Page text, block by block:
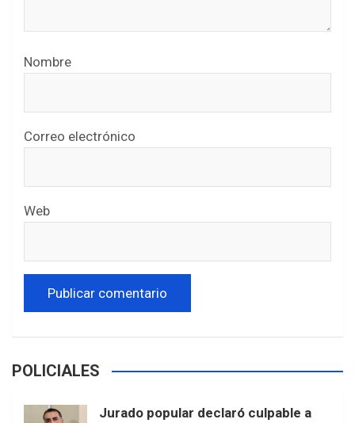
Nombre
Correo electrónico
Web
POLICIALES
Jurado popular declaró culpable a